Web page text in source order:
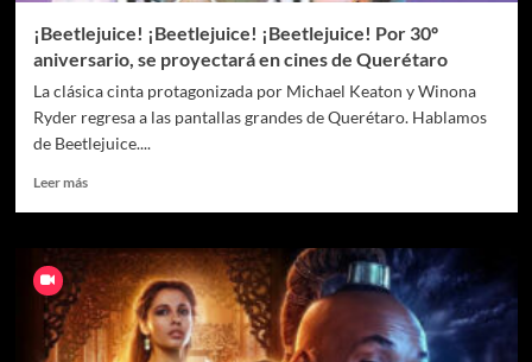
¡Beetlejuice! ¡Beetlejuice! ¡Beetlejuice! Por 30º
aniversario, se proyectará en cines de Querétaro
La clásica cinta protagonizada por Michael Keaton y Winona
Ryder regresa a las pantallas grandes de Querétaro. Hablamos
de Beetlejuice....
Leer más